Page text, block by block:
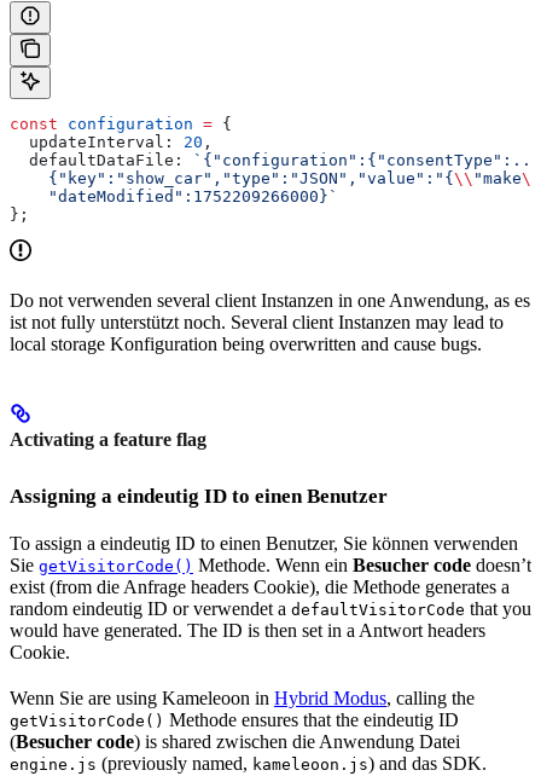
const configuration = {
  updateInterval:
20 ,
  defaultDataFile:
    {"key":"show_car","type":"JSON","value":"{
\\ "make\\
    "dateModified":1752209266000}`
};
Do not verwenden several client Instanzen in one Anwendung, as es
ist not fully unterstützt noch. Several client Instanzen may lead to
local storage Konfiguration being overwritten and cause bugs.
Activating a feature flag
Assigning a eindeutig ID to einen Benutzer
To assign a eindeutig ID to einen Benutzer, Sie können verwenden
Sie getVisitorCode() Methode. Wenn ein Besucher code doesn’t
exist (from die Anfrage headers Cookie), die Methode generates a
random eindeutig ID or verwendet a defaultVisitorCode that you
would have generated. The ID is then set in a Antwort headers
Cookie.
Wenn Sie are using Kameleoon in Hybrid Modus, calling the
getVisitorCode() Methode ensures that the eindeutig ID
(Besucher code) is shared zwischen die Anwendung Datei
engine.js (previously named, kameleoon.js) and das SDK.